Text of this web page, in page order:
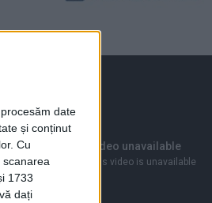
date
și conținut
Cu
1733
dați